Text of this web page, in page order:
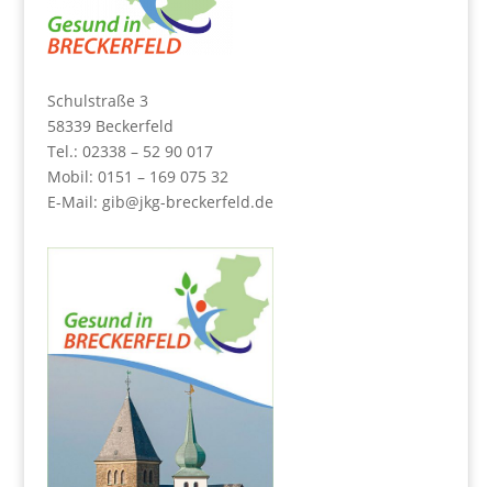
Schulstraße 3
58339 Beckerfeld
Tel.: 02338 – 52 90 017
Mobil: 0151 – 169 075 32
E-Mail: gib@jkg-breckerfeld.de